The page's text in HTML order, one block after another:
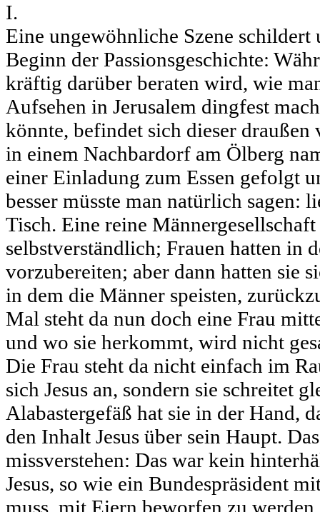
I.
Eine ungewöhnliche Szene schildert
Beginn der Passionsgeschichte:
kräftig darüber beraten wird, wie
Aufsehen in Jerusalem dingfest
könnte, befindet sich dieser draußen
in einem Nachbardorf am Ölberg
einer Einladung zum Essen gefolgt
besser müsste man natürlich sagen:
Tisch. Eine reine Männergesellschaft
selbstverständlich; Frauen hatten in
vorzubereiten; aber dann hatten sie
in dem die Männer speisten,
Mal steht da nun doch eine Frau
und wo sie herkommt, wird nicht
Die Frau steht da nicht einfach im
sich Jesus an, sondern sie schreitet
Alabastergefäß hat sie in der Hand,
den Inhalt Jesus über sein Haupt.
missverstehen: Das war kein
Jesus, so wie ein Bundespräsident
muss, mit Eiern beworfen zu